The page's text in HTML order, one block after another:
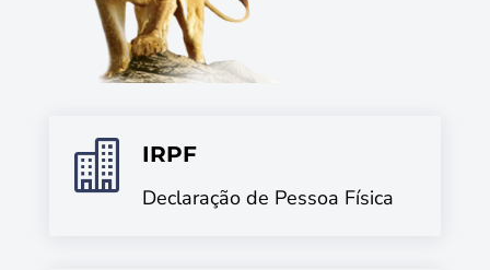

IRPF
Declaração de Pessoa Física